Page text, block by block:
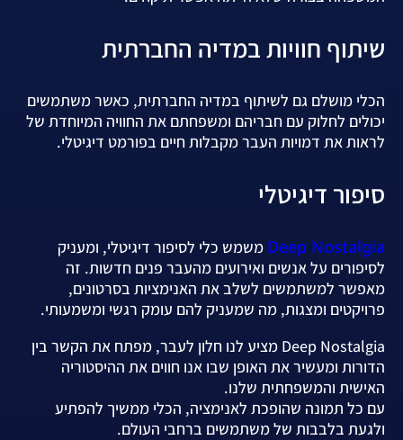
שיתוף חוויות במדיה החברתית
הכלי מושלם גם לשיתוף במדיה החברתית, כאשר משתמשים
יכולים לחלוק עם חבריהם ומשפחתם את החוויה המיוחדת של
לראות את דמויות העבר מקבלות חיים בפורמט דיגיטלי.
סיפור דיגיטלי
Deep Nostalgia משמש כלי לסיפור דיגיטלי, ומעניק
לסיפורים על אנשים ואירועים מהעבר פנים חדשות. זה
מאפשר למשתמשים לשלב את האנימציות בסרטונים,
פרויקטים ומצגות, מה שמעניק להם עומק רגשי ומשמעותי.
Deep Nostalgia מציע לנו חלון לעבר, מפתח את הקשר בין
הדורות ומעשיר את האופן שבו אנו חווים את ההיסטוריה
האישית והמשפחתית שלנו.
עם כל תמונה שהופכת לאנימציה, הכלי ממשיך להפתיע
ולגעת בלבבות של משתמשים ברחבי העולם.